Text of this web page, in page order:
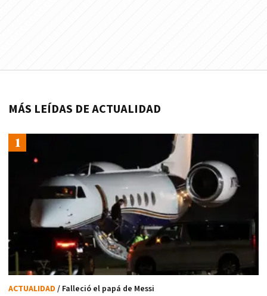
MÁS LEÍDAS DE ACTUALIDAD
ACTUALIDAD / Falleció el papá de Messi